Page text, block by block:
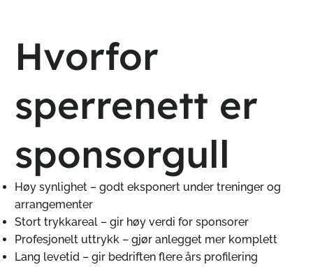
Hvorfor
sperrenett er
sponsorgull
Høy synlighet – godt eksponert under treninger og
arrangementer
Stort trykkareal – gir høy verdi for sponsorer
Profesjonelt uttrykk – gjør anlegget mer komplett
Lang levetid – gir bedriften flere års profilering